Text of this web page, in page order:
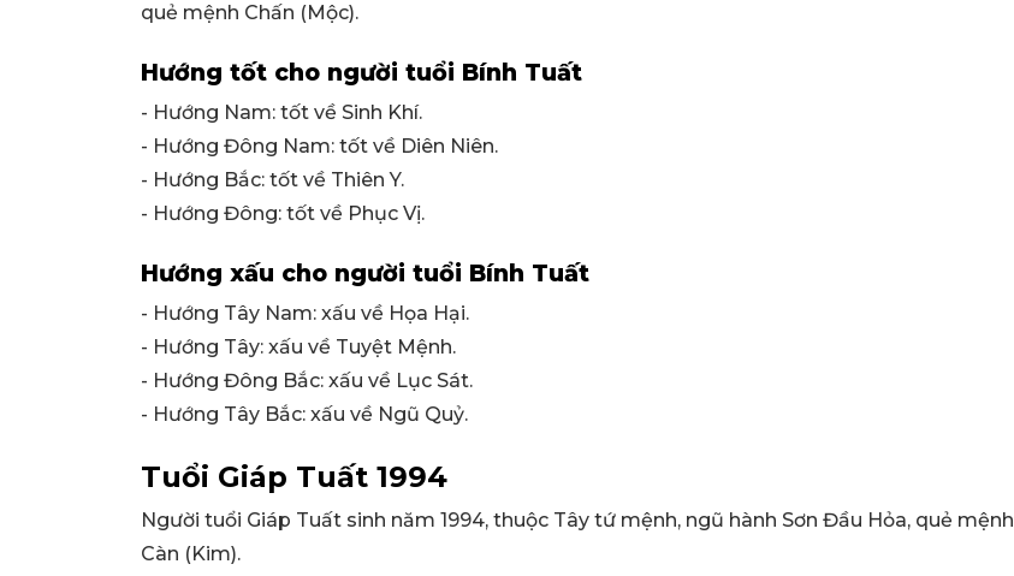
quẻ mệnh Chấn (Mộc).
Hướng tốt cho người tuổi Bính Tuất
- Hướng Nam: tốt về Sinh Khí.
- Hướng Đông Nam: tốt về Diên Niên.
- Hướng Bắc: tốt về Thiên Y.
- Hướng Đông: tốt về Phục Vị.
Hướng xấu cho người tuổi Bính Tuất
- Hướng Tây Nam: xấu về Họa Hại.
- Hướng Tây: xấu về Tuyệt Mệnh.
- Hướng Đông Bắc: xấu về Lục Sát.
- Hướng Tây Bắc: xấu về Ngũ Quỷ.
Tuổi Giáp Tuất 1994
Người tuổi Giáp Tuất sinh năm 1994, thuộc Tây tứ mệnh, ngũ hành Sơn Đầu Hỏa, quẻ mệnh
Càn (Kim).